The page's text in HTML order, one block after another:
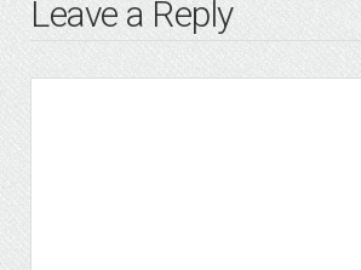
Leave a Reply